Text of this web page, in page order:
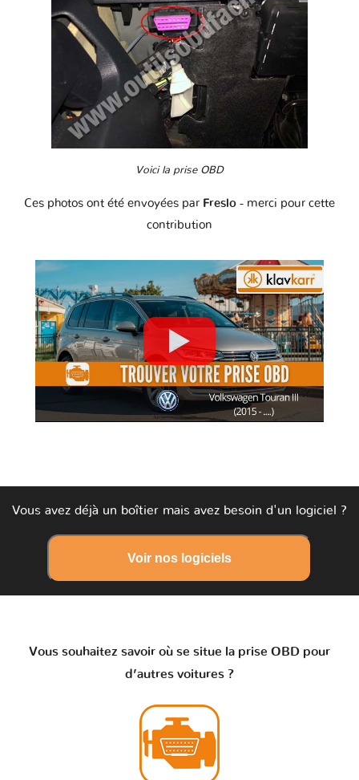
Voici la prise OBD
Ces photos ont été envoyées par Freslo - merci pour cette
contribution
Vous avez déjà un boîtier mais avez besoin d'un logiciel ?
Voir nos logiciels
Vous souhaitez savoir où se situe la prise OBD pour
d’autres voitures ?